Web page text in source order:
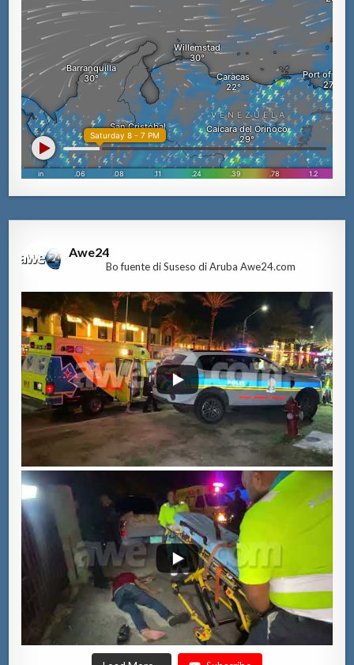
Awe24
Bo fuente di Suseso di Aruba Awe24.com